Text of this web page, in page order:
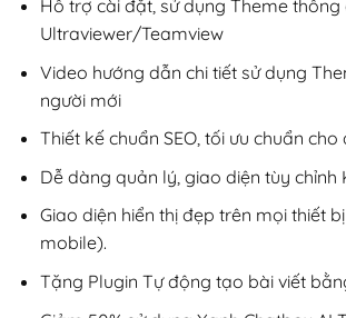
Hỗ trợ cài đặt, sử dụng Theme thông
Ultraviewer/Teamview
Video hướng dẫn chi tiết sử dụng
người mới
Thiết kế chuẩn SEO, tối ưu chuẩn
Dễ dàng quản lý, giao diện tùy chỉnh
Giao diện hiển thị đẹp trên mọi thiết
mobile).
Tặng Plugin Tự động tạo bài viết